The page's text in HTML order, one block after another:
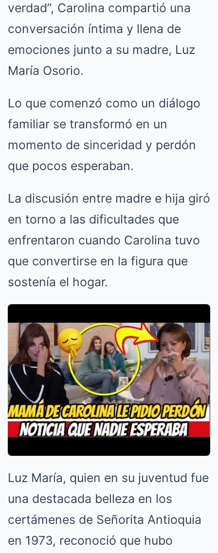
verdad”, Carolina compartió una
conversación íntima y llena de
emociones junto a su madre, Luz
María Osorio.
Lo que comenzó como un diálogo
familiar se transformó en un
momento de sinceridad y perdón
que pocos esperaban.
La discusión entre madre e hija giró
en torno a las dificultades que
enfrentaron cuando Carolina tuvo
que convertirse en la figura que
sostenía el hogar.
Luz María, quien en su juventud fue
una destacada belleza en los
certámenes de Señorita Antioquia
en 1973, reconoció que hubo